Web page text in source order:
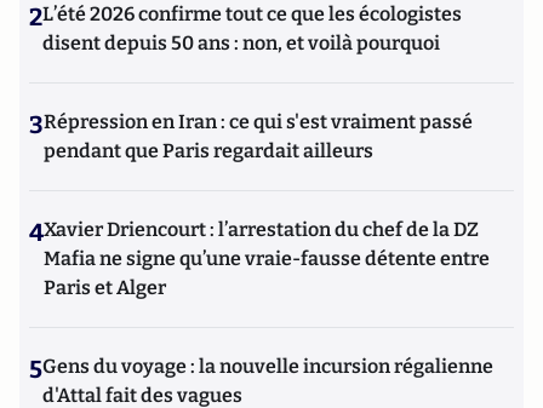
2L’été 2026 confirme tout ce que les écologistes
disent depuis 50 ans : non, et voilà pourquoi
3Répression en Iran : ce qui s'est vraiment passé
pendant que Paris regardait ailleurs
4Xavier Driencourt : l’arrestation du chef de la DZ
Mafia ne signe qu’une vraie-fausse détente entre
Paris et Alger
5Gens du voyage : la nouvelle incursion régalienne
d'Attal fait des vagues